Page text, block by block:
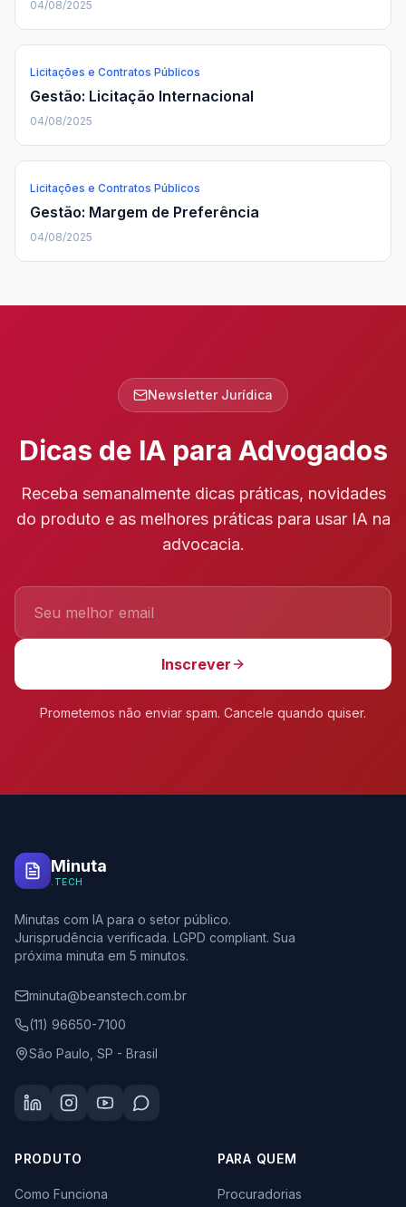
04/08/2025
Licitações e Contratos Públicos
Gestão: Licitação Internacional
04/08/2025
Licitações e Contratos Públicos
Gestão: Margem de Preferência
04/08/2025
Newsletter Jurídica
Dicas de IA para Advogados
Receba semanalmente dicas práticas, novidades
do produto e as melhores práticas para usar IA na
advocacia.
Inscrever
Prometemos não enviar spam. Cancele quando quiser.
Minuta
.TECH
Minutas com IA para o setor público.
Jurisprudência verificada. LGPD compliant. Sua
próxima minuta em 5 minutos.
minuta@beanstech.com.br
(11) 96650-7100
São Paulo, SP - Brasil
PRODUTO
Como Funciona
PARA QUEM
Procuradorias